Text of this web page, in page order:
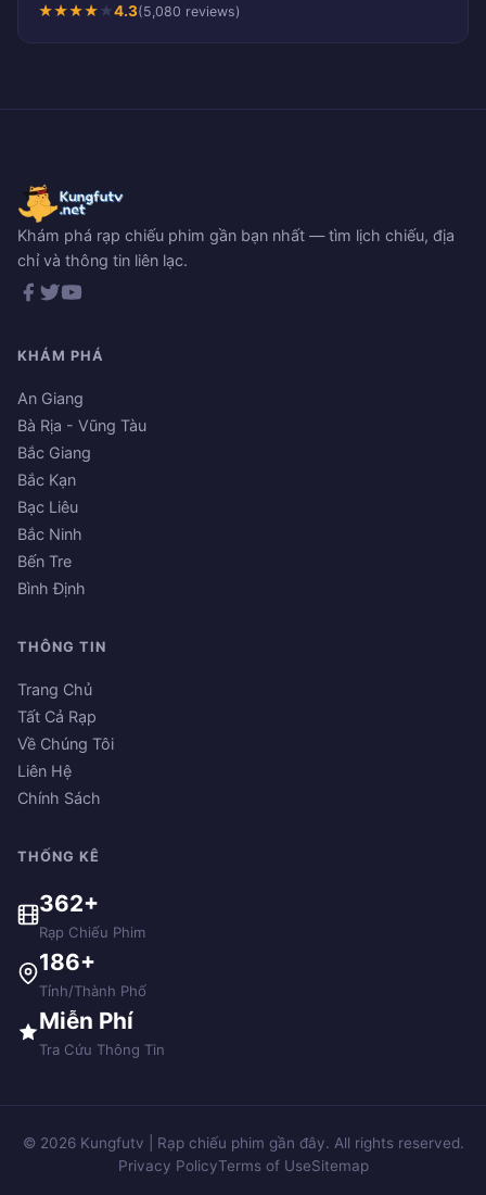
★★★★★4.3(5,080 reviews)
Khám phá rạp chiếu phim gần bạn nhất — tìm lịch chiếu, địa
chỉ và thông tin liên lạc.
KHÁM PHÁ
An Giang
Bà Rịa - Vũng Tàu
Bắc Giang
Bắc Kạn
Bạc Liêu
Bắc Ninh
Bến Tre
Bình Định
THÔNG TIN
Trang Chủ
Tất Cả Rạp
Về Chúng Tôi
Liên Hệ
Chính Sách
THỐNG KÊ
362+
Rạp Chiếu Phim
186+
Tỉnh/Thành Phố
Miễn Phí
Tra Cứu Thông Tin
© 2026 Kungfutv | Rạp chiếu phim gần đây. All rights reserved.
Privacy PolicyTerms of UseSitemap